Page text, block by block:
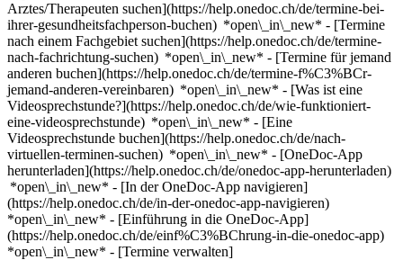
Arztes/Therapeuten suchen](https://help.onedoc.ch/de/termine-bei-
ihrer-gesundheitsfachperson-buchen) *open\_in\_new* - [Termine
nach einem Fachgebiet suchen](https://help.onedoc.ch/de/termine-
nach-fachrichtung-suchen) *open\_in\_new* - [Termine für jemand
anderen buchen](https://help.onedoc.ch/de/termine-f%C3%BCr-
jemand-anderen-vereinbaren) *open\_in\_new* - [Was ist eine
Videosprechstunde?](https://help.onedoc.ch/de/wie-funktioniert-
eine-videosprechstunde) *open\_in\_new* - [Eine
Videosprechstunde buchen](https://help.onedoc.ch/de/nach-
virtuellen-terminen-suchen) *open\_in\_new* - [OneDoc-App
herunterladen](https://help.onedoc.ch/de/onedoc-app-herunterladen)
*open\_in\_new* - [In der OneDoc-App navigieren]
(https://help.onedoc.ch/de/in-der-onedoc-app-navigieren)
*open\_in\_new* - [Einführung in die OneDoc-App]
(https://help.onedoc.ch/de/einf%C3%BChrung-in-die-onedoc-app)
*open\_in\_new* - [Termine verwalten](https://help.onedoc.ch/de/termine-verwalten) *open\_in\_new* - [Termine absagen](https://help.onedoc.ch/de/online-gebuchte-termine-absagen) *open\_in\_new* - [Ich erhalte keine Terminbestätigung](https://help.onedoc.ch/de/ich-erhalte-keine-terminbest%C3%A4tigung) *open\_in\_new* [Alle unsere Artikel anzeigen *open\_in\_new*](https://help.onedoc.ch/de/) close ## Ihre Suche bearbeiten ![Haus mit Pluszeichen, das anzeigt, dass eine Konsultation vor Ort möglich ist](https://www.onedoc.ch/assets/images/icons/on-site.svg) Vor Ort ![Kamera mit Play-Symbol, die anzeigt, dass eine Konsultation per Video aus der Ferne möglich ist](https://www.onedoc.ch/assets/images/icons/remote.svg) Virtuell Suche #### Fachrichtung #### Gesundheitsfachperson #### Einrichtung edit Vorsorgeuntersuchung Diabetische Retinopathie in Zürich tune Filter Neue Patienten*keyboard\_arrow\_down* - Zugelassen*check\_circle* Gesprochene Sprachen*keyboard\_arrow\_down* - Arabisch*check\_circle* - Chinesisch*check\_circle* - Deutsch*check\_circle* - Englisch*check\_circle* - Französisch*check\_circle* - Italienisch*check\_circle* - Kroatisch*check\_circle* - Luxemburgisch*check\_circle* - Niederländisch*check\_circle* - Persisch*check\_circle* - Polnisch*check\_circle* - Portugiesisch*check\_circle* - Schwedisch*check\_circle* - Serbisch*check\_circle* - Spanisch*check\_circle* - Tschechisch*check\_circle* Geschlecht*keyboard\_arrow\_down* - Weiblich*check\_circle* - Männlich*check\_circle* Netzwerk*keyboard\_arrow\_down* - Hirslanden*check\_circle* - mediX*check\_circle* - zmed*check\_circle* - Zürcher Gesundheitsnetz*check\_circle* Verfügbarkeit*keyboard\_arrow\_down* - Heute*check\_circle* - In den nächsten 3 Tagen*check\_circle* - In den nächsten 7 Tagen*check\_circle* - In den nächsten 14 Tagen*check\_circle* # __Vorsorgeuntersuchung Diabetische Retinopathie__ in __Zürich__: Buchen Sie heute Ihren Termin online ## 27 Ergebnisse in Zürich [![Dr. med. Urszula Sliwowska, Augenärztin in Zürich](https://assets.onedoc.ch/images/users/96de233ae3386074b97fce8ecfd2ce38a49e8ca8e653847c80711debf2cc9ee8-small.png "Dr. med. Urszula Sliwowska, Augenärztin in Zürich")](https://www.onedoc.ch/de/augenarztin/zurich/pczq7/dr-med-urszula-sliwowska) ### [Dr. med. Urszula Sliwowska](https://www.onedoc.ch/de/augenarztin/zurich/pczq7/dr-med-urszula-sliwowska) ![Abzeichen, das ein verifiziertes Profil kennzeichnet](https://www.onedoc.ch/assets/images/icons/checkmark.svg) [Augenärztin](https://www.onedoc.ch/de/augenarzt/zurich) [tazz Talacker Augen Zentrum Zürich-Oerlikon](https://www.onedoc.ch/de/gruppenpraxis/zurich/ebdmx/tazz-talacker-augen-zentrum-zurich-oerlikon) Schwamendingenstrasse 5 8050 Zürich ![Patient mit Pluszeichen, der anzeigt, dass neue Patienten angenommen werden](https://www.onedoc.ch/assets/images/icons/new-patients.svg)Akzeptiert neue Patienten [Termin buchen](https://www.onedoc.ch/de/augenarztin/zurich/pczq7/dr-med-urszula-sliwowska) Expertisen: Vorsorgeuntersuchung Diabetische Retinopathie, [Altersbedingte Makuladegeneration | AMD](https://www.onedoc.ch/de/altersbedingte-makuladegeneration-amd/zurich), [Augencheck | Untersuchung der Sehkraft | Visustest](https://www.onedoc.ch/de/augencheck-untersuchung-der-sehkraft-visustest/zurich), [Funduskopie | Ophthalmoskopie | Augenspiegelung | Spaltlampenuntersuchung](https://www.onedoc.ch/de/funduskopie-ophthalmoskopie-augenspiegelung-spaltlampenuntersuchung/zurich), [Brille](https://www.onedoc.ch/de/brille/zurich), [Glaukom | Grüner Star](https://www.onedoc.ch/de/glaukom-gruner-star/zurich), [Pädiatrische Ophthalmologie](https://www.onedoc.ch/de/padiatrische-ophthalmologie/zurich), [Strabismus | Schielen](https://www.onedoc.ch/de/strabismus-schielen/zurich)Mehr anzeigen *chevron\_left* Di. 04 Aug. *chevron\_right* Mehr Termine anzeigen *error\_outline* Beim Laden der Verfügbarkeiten ist ein Fehler aufgetreten [Erneut versuchen](https://www.onedoc.ch) Expertisen: Vorsorgeuntersuchung Diabetische Retinopathie, [Altersbedingte Makuladegeneration | AMD](https://www.onedoc.ch/de/altersbedingte-makuladegeneration-amd/zurich), [Augencheck | Untersuchung der Sehkraft | Visustest](https://www.onedoc.ch/de/augencheck-untersuchung-der-sehkraft-visustest/zurich), [Funduskopie | Ophthalmoskopie | Augenspiegelung | Spaltlampenuntersuchung](https://www.onedoc.ch/de/funduskopie-ophthalmoskopie-augenspiegelung-spaltlampenuntersuchung/zurich), [Brille](https://www.onedoc.ch/de/brille/zurich), [Glaukom | Grüner Star](https://www.onedoc.ch/de/glaukom-gruner-star/zurich), [Pädiatrische Ophthalmologie](https://www.onedoc.ch/de/padiatrische-ophthalmologie/zurich), [Strabismus | Schielen](https://www.onedoc.ch/de/strabismus-schielen/zurich)Mehr anzeigen [![Dr. med. Matthias Brunner, Augenarzt in Zürich](https://assets.onedoc.ch/images/users/7ce4a8bf86471c1c901162387bcb3a28fb65736f202599596f49dcc0311bc3b4-small.png "Dr. med. Matthias Brunner, Augenarzt in Zürich")](https://www.onedoc.ch/de/augenarzt/zurich/pczq6/dr-med-matthias-brunner) ### [Dr. med. Matthias Brunner](https://www.onedoc.ch/de/augenarzt/zurich/pczq6/dr-med-matthias-brunner) ![Abzeichen, das ein verifiziertes Profil kennzeichnet](https://www.onedoc.ch/assets/images/icons/checkmark.svg) [Augenarzt](https://www.onedoc.ch/de/augenarzt/zurich) [tazz Talacker Augen Zentrum Zürich](https://www.onedoc.ch/de/gruppenpraxis/zurich/esdw/tazz-talacker-augen-zentrum-zurich) Talacker 34 8001 Zürich ![Patient mit Pluszeichen, der anzeigt, dass neue Patienten angenommen werden](https://www.onedoc.ch/assets/images/icons/new-patients.svg)Akzeptiert neue Patienten [Termin buchen](https://www.onedoc.ch/de/augenarzt/zurich/pczq6/dr-med-matthias-brunner) Expertisen: Vorsorgeuntersuchung Diabetische Retinopathie, [Funduskopie | Ophthalmoskopie | Augenspiegelung | Spaltlampenuntersuchung](https://www.onedoc.ch/de/funduskopie-ophthalmoskopie-augenspiegelung-spaltlampenuntersuchung/zurich), [Augencheck | Untersuchung der Sehkraft | Visustest](https://www.onedoc.ch/de/augencheck-untersuchung-der-sehkraft-visustest/zurich), [Katarakt | Grauer Star](https://www.onedoc.ch/de/katarakt-grauer-star/zurich), [Keratokonus | Hornhautkegel](https://www.onedoc.ch/de/keratokonus-hornhautkegel/zurich), [Konjunktivitis | Bindehautentzündung](https://www.onedoc.ch/de/konjunktivitis-bindehautentzundung/zurich), [Lasik | Augenlaserbehandlung](https://www.onedoc.ch/de/lasik-augenlaserbehandlung/zurich), [Refraktive Chirurgie](https://www.onedoc.ch/de/refraktive-chirurgie/zurich), [Trockene Augen](https://www.onedoc.ch/de/trockene-augen/zurich)Mehr anzeigen *chevron\_left* Di. 04 Aug. *chevron\_right* Mehr Termine anzeigen *error\_outline* Beim Laden der Verfügbarkeiten ist ein Fehler aufgetreten [Erneut versuchen](https://www.onedoc.ch) Expertisen: Vorsorgeuntersuchung Diabetische Retinopathie, [Funduskopie | Ophthalmoskopie | Augenspiegelung | Spaltlampenuntersuchung](https://www.onedoc.ch/de/funduskopie-ophthalmoskopie-augenspiegelung-spaltlampenuntersuchung/zurich), [Augencheck | Untersuchung der Sehkraft | Visustest](https://www.onedoc.ch/de/augencheck-untersuchung-der-sehkraft-visustest/zurich), [Katarakt | Grauer Star](https://www.onedoc.ch/de/katarakt-grauer-star/zurich), [Keratokonus | Hornhautkegel](https://www.onedoc.ch/de/keratokonus-hornhautkegel/zurich), [Konjunktivitis | Bindehautentzündung](https://www.onedoc.ch/de/konjunktivitis-bindehautentzundung/zurich), [Lasik | Augenlaserbehandlung](https://www.onedoc.ch/de/lasik-augenlaserbehandlung/zurich), [Refraktive Chirurgie](https://www.onedoc.ch/de/refraktive-chirurgie/zurich), [Trockene Augen](https://www.onedoc.ch/de/trockene-augen/zurich)Mehr anzeigen [![Dr. med. Alice Kitay, Augenärztin in Zürich](https://assets.onedoc.ch/images/users/9fa6f5417829fa41358e59878e81383b061dbbb7eea84c3d217ac64658381c86-small.png "Dr. med. Alice Kitay, Augenärztin in Zürich")](https://www.onedoc.ch/de/augenarztin/zurich/pcy35/dr-med-alice-kitay) ### [Dr. med. Alice Kitay](https://www.onedoc.ch/de/augenarztin/zurich/pcy35/dr-med-alice-kitay) ![Abzeichen, das ein verifiziertes Profil kennzeichnet](https://www.onedoc.ch/assets/images/icons/checkmark.svg) [Augenärztin](https://www.onedoc.ch/de/augenarzt/zurich) [tazz Talacker Augen Zentrum Zürich-Oerlikon](https://www.onedoc.ch/de/gruppenpraxis/zurich/ebdmx/tazz-talacker-augen-zentrum-zurich-oerlikon) Schwamendingenstrasse 5 8050 Zürich ![Patient mit Pluszeichen, der anzeigt, dass neue Patienten angenommen werden](https://www.onedoc.ch/assets/images/icons/new-patients.svg)Akzeptiert neue Patienten [Termin buchen](https://www.onedoc.ch/de/augenarztin/zurich/pcy35/dr-med-alice-kitay) Expertisen: Vorsorgeuntersuchung Diabetische Retinopathie, [Altersbedingte Makuladegeneration | AMD](https://www.onedoc.ch/de/altersbedingte-makuladegeneration-amd/zurich), [Brille](https://www.onedoc.ch/de/brille/zurich), [Augencheck | Untersuchung der Sehkraft | Visustest](https://www.onedoc.ch/de/augencheck-untersuchung-der-sehkraft-visustest/zurich), [Funduskopie | Ophthalmoskopie | Augenspiegelung | Spaltlampenuntersuchung](https://www.onedoc.ch/de/funduskopie-ophthalmoskopie-augenspiegelung-spaltlampenuntersuchung/zurich), [Glaukom | Grüner Star](https://www.onedoc.ch/de/glaukom-gruner-star/zurich), [Katarakt | Grauer Star](https://www.onedoc.ch/de/katarakt-grauer-star/zurich), [Refraktive Chirurgie](https://www.onedoc.ch/de/refraktive-chirurgie/zurich)Mehr anzeigen *chevron\_left* Di. 04 Aug. *chevron\_right* Mehr Termine anzeigen *error\_outline* Beim Laden der Verfügbarkeiten ist ein Fehler aufgetreten [Erneut versuchen](https://www.onedoc.ch) Expertisen: Vorsorgeuntersuchung Diabetische Retinopathie, [Altersbedingte Makuladegeneration | AMD](https://www.onedoc.ch/de/altersbedingte-makuladegeneration-amd/zurich), [Brille](https://www.onedoc.ch/de/brille/zurich), [Augencheck | Untersuchung der Sehkraft | Visustest](https://w